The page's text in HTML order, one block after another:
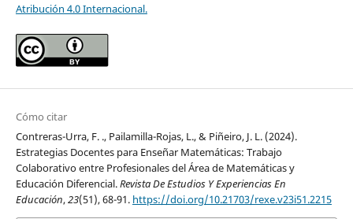
Atribución 4.0 Internacional.
Cómo citar
Contreras-Urra, F. ., Pailamilla-Rojas, L., & Piñeiro, J. L. (2024).
Estrategias Docentes para Enseñar Matemáticas: Trabajo
Colaborativo entre Profesionales del Área de Matemáticas y
Educación Diferencial.Revista De Estudios Y Experiencias En
Educación,23(51), 68-91. https://doi.org/10.21703/rexe.v23i51.2215